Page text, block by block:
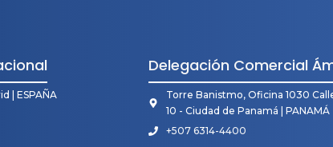
| ESPAÑA
Delegación Comercial
Torre Banistmo, Oficina 1030
10 - Ciudad de Panamá | PANAMÁ
+507 6314-4400